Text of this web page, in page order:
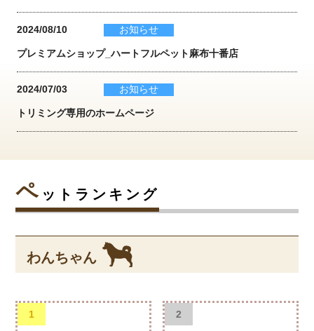
2024/08/10 お知らせ
プレミアムショップ_ハートフルペット麻布十番店
2024/07/03 お知らせ
トリミング専用のホームページ
ペ ットランキング
わんちゃん
1 2